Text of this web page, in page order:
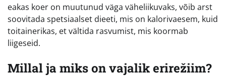
eakas koer on muutunud väga väheliikuvaks, võib arst
soovitada spetsiaalset dieeti, mis on kalorivaesem, kuid
toitainerikas, et vältida rasvumist, mis koormab
liigeseid.
Millal ja miks on vajalik erirežiim?